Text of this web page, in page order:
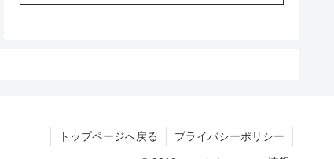
トップページへ戻る プライバシーポリシー